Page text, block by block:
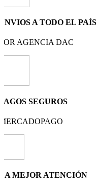
A TODO EL PAÍS
AGENCIA DAC
SEGUROS
MEJOR ATENCIÓN